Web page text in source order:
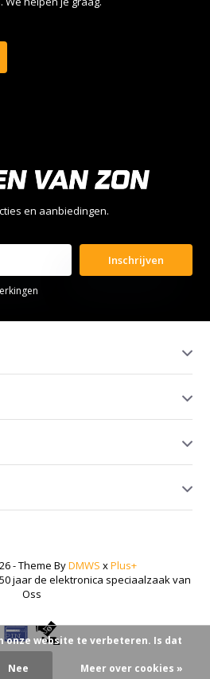
en aanbiedingen.
Inschrijven
- Theme ByDMWS xPlus+
jaar de elektronica speciaalzaak van
Oss
onze website te verbeteren. Is dat
Nee Meer over cookies »